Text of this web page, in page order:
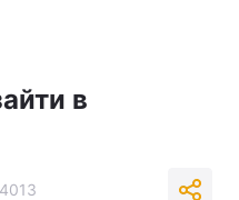
в
4013